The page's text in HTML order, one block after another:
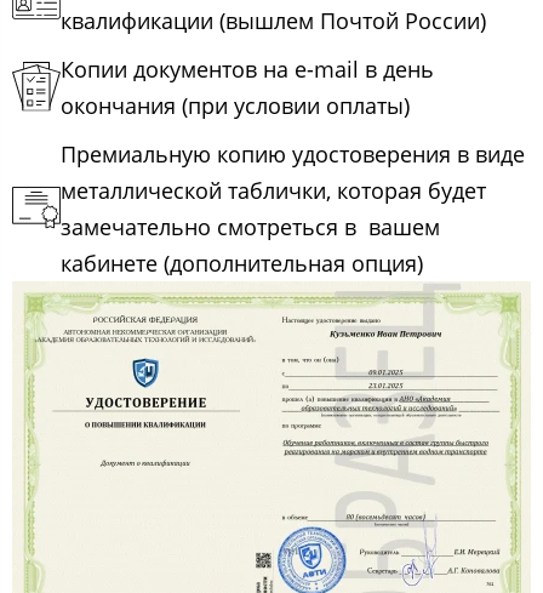
квалификации (вышлем Почтой России)
Копии документов на e-mail в день
окончания (при условии оплаты)
Премиальную копию удостоверения в виде
металлической таблички, которая будет
замечательно смотреться в вашем
кабинете (дополнительная опция)